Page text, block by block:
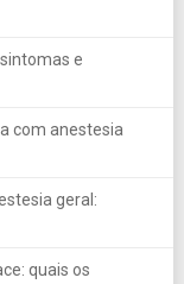
e
com anestesia
geral:
quais os